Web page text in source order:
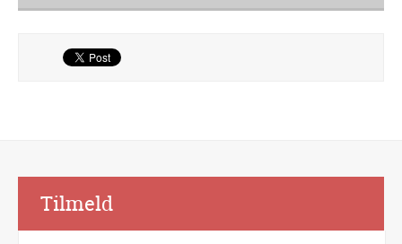
Tilmeld